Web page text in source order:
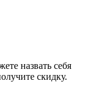
назвать себя
скидку.